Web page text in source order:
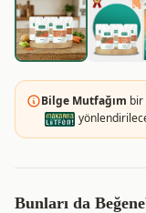
Bilge Mutfağım bir
Bunları da